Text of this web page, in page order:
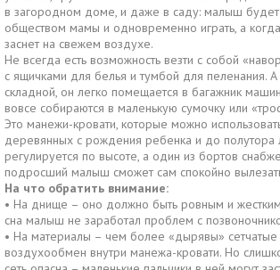
в загородном доме, и даже в саду: малыш будет
обществом мамы и одновременно играть, а
заснет на свежем воздухе.
Не всегда есть возможность везти с собой
с ящичками для белья и тумбой для пеленания.
складной, он легко помещается в багажник
вовсе собираются в маленькую сумочку или
Это манежи-кровати, которые можно
деревянных с рождения ребенка и до полутора
регулируется по высоте, а один из бортов
подросший малыш сможет сам спокойно
На что обратить внимание:
• На днище – оно должно быть ровным и
сна малыш не заработал проблем с
• На материалы – чем более «дырявы»
воздухообмен внутри манежа-кровати. Но